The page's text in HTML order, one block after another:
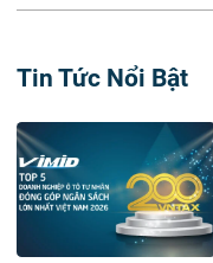
Tin Tức Nổi Bật